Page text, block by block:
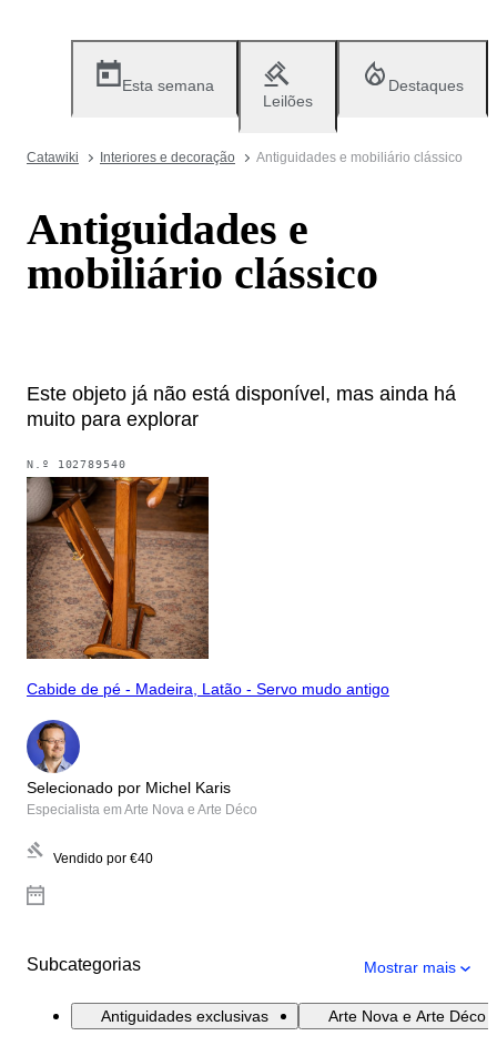
Esta semana
Leilões
Destaques
Catawiki Interiores e decoração Antiguidades e mobiliário clássico
Antiguidades e
mobiliário clássico
Este objeto já não está disponível, mas ainda há
muito para explorar
N.º 102789540
Cabide de pé - Madeira, Latão - Servo mudo antigo
Selecionado por Michel Karis
Especialista em Arte Nova e Arte Déco
Vendido por €40
Subcategorias Mostrar mais
Antiguidades exclusivas Arte Nova e Arte Déco